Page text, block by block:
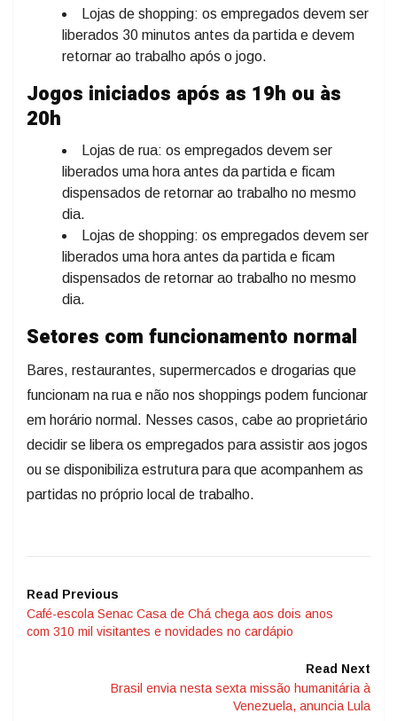
Lojas de shopping: os empregados devem ser
liberados 30 minutos antes da partida e devem
retornar ao trabalho após o jogo.
Jogos iniciados após as 19h ou às
20h
Lojas de rua: os empregados devem ser
liberados uma hora antes da partida e ficam
dispensados de retornar ao trabalho no mesmo
dia.
Lojas de shopping: os empregados devem ser
liberados uma hora antes da partida e ficam
dispensados de retornar ao trabalho no mesmo
dia.
Setores com funcionamento normal
Bares, restaurantes, supermercados e drogarias que
funcionam na rua e não nos shoppings podem funcionar
em horário normal. Nesses casos, cabe ao proprietário
decidir se libera os empregados para assistir aos jogos
ou se disponibiliza estrutura para que acompanhem as
partidas no próprio local de trabalho.
Read Previous
Café-escola Senac Casa de Chá chega aos dois anos
com 310 mil visitantes e novidades no cardápio
Read Next
Brasil envia nesta sexta missão humanitária à
Venezuela, anuncia Lula